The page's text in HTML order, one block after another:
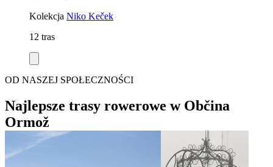
Kolekcja Niko Keček
12 tras
OD NASZEJ SPOŁECZNOŚCI
Najlepsze trasy rowerowe w Občina
Ormož